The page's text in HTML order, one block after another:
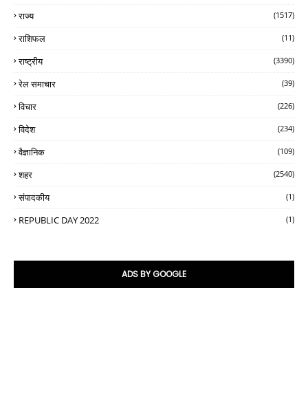
राज्य (1517)
राशिफल (11)
राष्ट्रीय (3390)
रेल समाचार (39)
विचार (226)
विदेश (234)
वैज्ञानिक (109)
शहर (2540)
संपादकीय (1)
REPUBLIC DAY 2022 (1)
ADS BY GOOGLE